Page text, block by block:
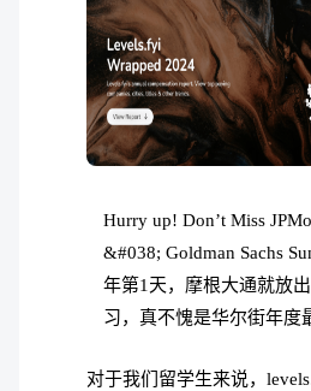
Hurry up! Don’t Miss
&#038; Goldman Sachs
年第1天，摩根大通就放
习，真不愧是华尔街年度
对于我们留学生来说，